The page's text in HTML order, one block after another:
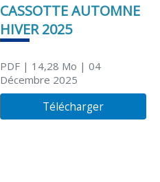
CASSOTTE AUTOMNE
HIVER 2025
PDF| 14,28 Mo | 04
Décembre 2025
Télécharger